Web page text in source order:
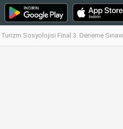
Turizm Sosyolojisi Final 3. Deneme Sınavı